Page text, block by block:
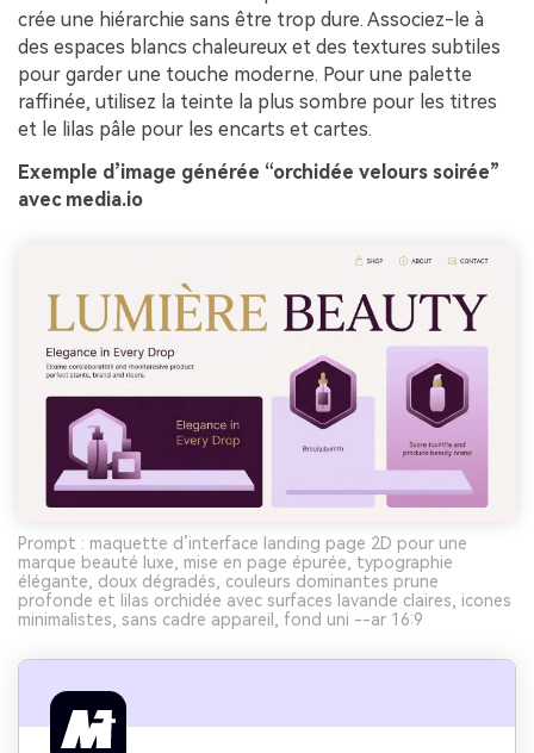
crée une hiérarchie sans être trop dure. Associez-le à
des espaces blancs chaleureux et des textures subtiles
pour garder une touche moderne. Pour une palette
raffinée, utilisez la teinte la plus sombre pour les titres
et le lilas pâle pour les encarts et cartes.
Exemple d’image générée “orchidée velours soirée”
avec media.io
Prompt : maquette d’interface landing page 2D pour une
marque beauté luxe, mise en page épurée, typographie
élégante, doux dégradés, couleurs dominantes prune
profonde et lilas orchidée avec surfaces lavande claires, icones
minimalistes, sans cadre appareil, fond uni --ar 16:9